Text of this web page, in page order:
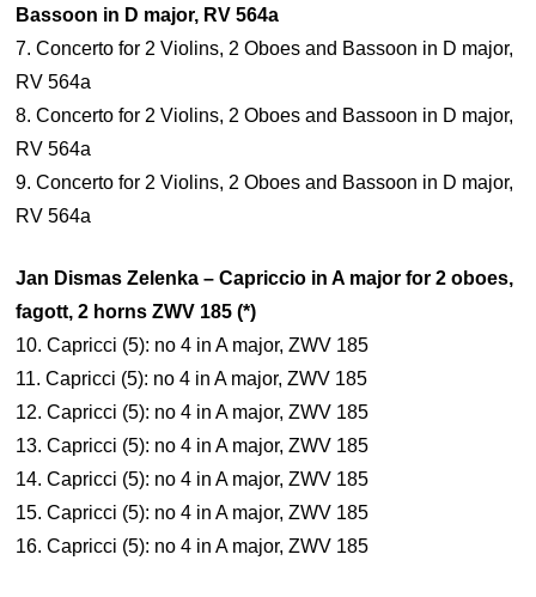
Bassoon in D major, RV 564a
7. Concerto for 2 Violins, 2 Oboes and Bassoon in D major,
RV 564a
8. Concerto for 2 Violins, 2 Oboes and Bassoon in D major,
RV 564a
9. Concerto for 2 Violins, 2 Oboes and Bassoon in D major,
RV 564a
Jan Dismas Zelenka – Capriccio in A major for 2 oboes,
fagott, 2 horns ZWV 185 (*)
10. Capricci (5): no 4 in A major, ZWV 185
11. Capricci (5): no 4 in A major, ZWV 185
12. Capricci (5): no 4 in A major, ZWV 185
13. Capricci (5): no 4 in A major, ZWV 185
14. Capricci (5): no 4 in A major, ZWV 185
15. Capricci (5): no 4 in A major, ZWV 185
16. Capricci (5): no 4 in A major, ZWV 185